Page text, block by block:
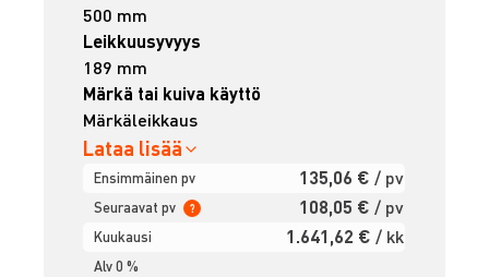
500 mm
Leikkuusyvyys
189 mm
Märkä tai kuiva käyttö
Märkäleikkaus
Lataa lisää
Ensimmäinen pv 135,06 € / pv
Seuraavat pv ? 108,05 € / pv
Kuukausi 1.641,62 € / kk
Alv 0 %